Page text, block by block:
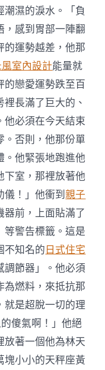
濕的淚水。「負
，感到胃部一陣翻
的運勢越差，他那
室內設計能量就
的戀愛運勢跌至百
長滿了巨大的、
他必須在今天結束
。否則，他那份單
。他緊張地跑進他
下室，那裡放著他
儀！」他衝到親子
器前，上面貼滿了
等警告標籤。這是
不知名的日式住宅
調節器」。他必須
為燃料，來抵抗那
就是超脫一切的理
傻氣啊！」他絕
放著一個他為林天
塊小小的天秤座黃